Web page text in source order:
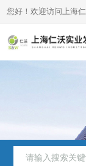
您好！欢迎访问上海